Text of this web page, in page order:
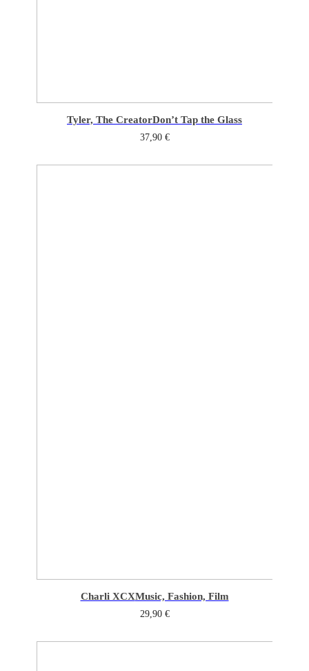
Tyler, The CreatorDon’t Tap the Glass
37,90 €
Charli XCXMusic, Fashion, Film
29,90 €